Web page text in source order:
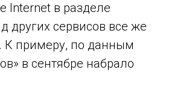
Internet в разделе
других сервисов все же
К примеру, по данным
в сентябре набрало